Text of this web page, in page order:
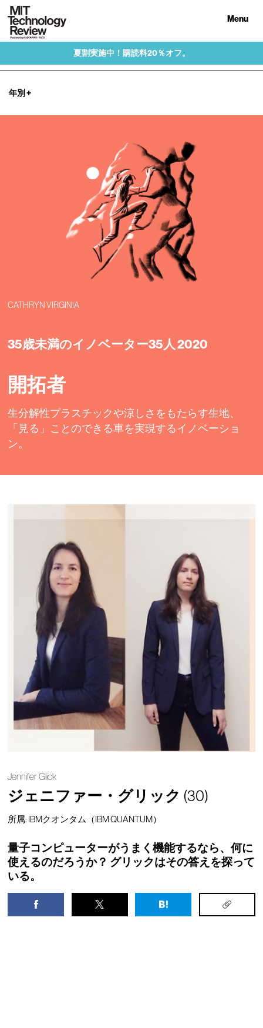
Menu
夏割実施中！購読料20％オフ。
年別 +
CATHRYN VIRGINIA
35歳未満のイノベーター35人 2020
開拓者
生分解性プラスチックや涼しさをもたらす生地、
「見る」ことのできる車を実現するイノベーショ
ン。
Jennifer Glick
ジェニファー・グリック (30)
所属: IBMクオンタム（IBM QUANTUM）
量子コンピューターがうまく機能するなら、何に
使えるのだろうか？ グリックはその答えを探って
いる。